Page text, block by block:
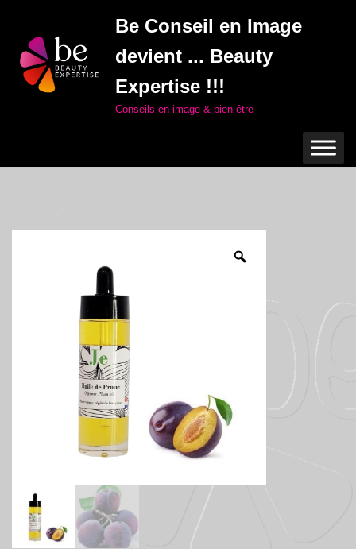
Aller
au
contenu
Be Conseil en Image
devient ... Beauty
Expertise !!!
Conseils en image & bien-être